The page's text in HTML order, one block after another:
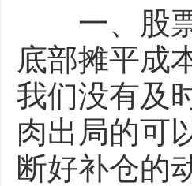
一、股票
底部摊平
我们没有及
肉出局的可
断好补仓的